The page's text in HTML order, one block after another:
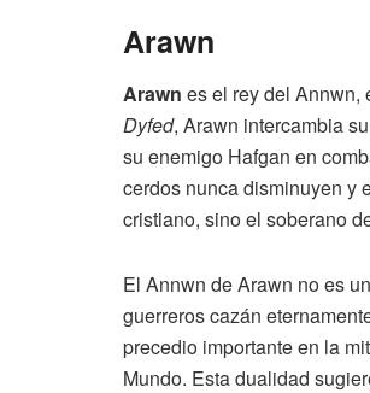
Arawn
Arawn es el rey del Annwn,
Dyfed, Arawn intercambia
su enemigo Hafgan en
cerdos nunca disminuyen y
cristiano, sino el soberano
El Annwn de Arawn no es
guerreros cazán
precedio importante en la
Mundo. Esta dualidad